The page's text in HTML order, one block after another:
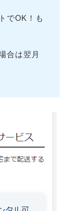
でOK！も
合は翌月